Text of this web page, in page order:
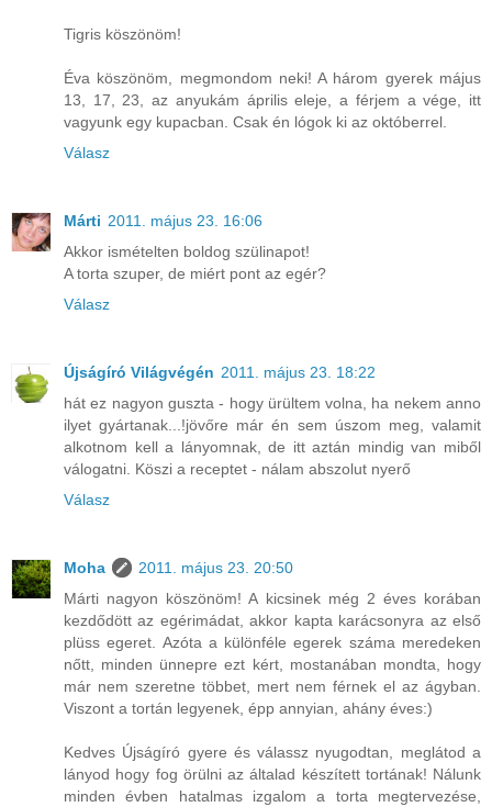
Tigris köszönöm!
Éva köszönöm, megmondom neki! A három gyerek május
13, 17, 23, az anyukám április eleje, a férjem a vége, itt
vagyunk egy kupacban. Csak én lógok ki az októberrel.
Válasz
Márti 2011. május 23. 16:06
Akkor ismételten boldog szülinapot!
A torta szuper, de miért pont az egér?
Válasz
Újságíró Világvégén 2011. május 23. 18:22
hát ez nagyon guszta - hogy ürültem volna, ha nekem anno
ilyet gyártanak...!jövőre már én sem úszom meg, valamit
alkotnom kell a lányomnak, de itt aztán mindig van miből
válogatni. Köszi a receptet - nálam abszolut nyerő
Válasz
Moha
2011. május 23. 20:50
Márti nagyon köszönöm! A kicsinek még 2 éves korában
kezdődött az egérimádat, akkor kapta karácsonyra az első
plüss egeret. Azóta a különféle egerek száma meredeken
nőtt, minden ünnepre ezt kért, mostanában mondta, hogy
már nem szeretne többet, mert nem férnek el az ágyban.
Viszont a tortán legyenek, épp annyian, ahány éves:)
Kedves Újságíró gyere és válassz nyugodtan, meglátod a
lányod hogy fog örülni az általad készített tortának! Nálunk
minden évben hatalmas izgalom a torta megtervezése,